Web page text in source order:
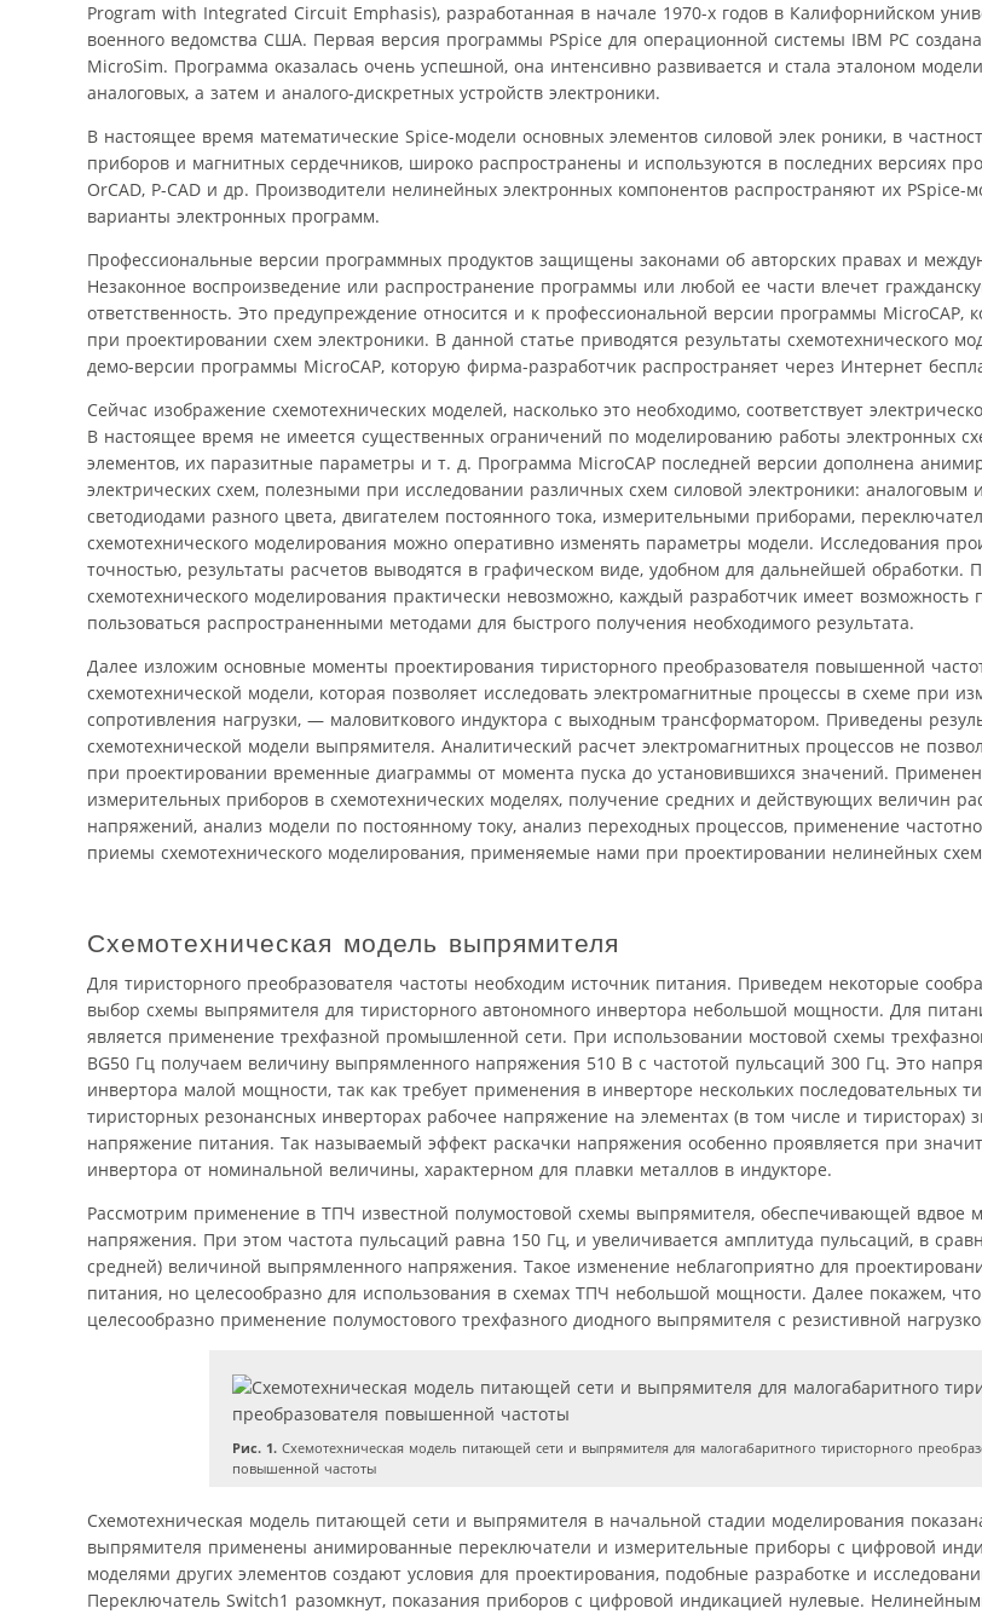
Program with Integrated Circuit Emphasis), разработанная в начале 1970-х годов в Калифорнийском
военного ведомства США. Первая версия программы PSpice для операционной системы IBM PC
MicroSim. Программа оказалась очень успешной, она интенсивно развивается и стала эталоном
аналоговых, а затем и аналого-дискретных устройств электроники.
В настоящее время математические Spice-модели основных элементов силовой элек роники, в
приборов и магнитных сердечников, широко распространены и используются в последних версиях
OrCAD, P-CAD и др. Производители нелинейных электронных компонентов распространяют их PSpice-
варианты электронных программ.
Профессиональные версии программных продуктов защищены законами об авторских правах и
Незаконное воспроизведение или распространение программы или любой ее части влечет
ответственность. Это предупреждение относится и к профессиональной версии программы MicroCAP,
при проектировании схем электроники. В данной статье приводятся результаты схемотехнического
демо-версии программы MicroCAP, которую фирма-разработчик распространяет через Интернет
Сейчас изображение схемотехнических моделей, насколько это необходимо, соответствует
В настоящее время не имеется существенных ограничений по моделированию работы электронных
элементов, их паразитные параметры и т. д. Программа MicroCAP последней версии дополнена
электрических схем, полезными при исследовании различных схем силовой электроники: аналоговым
светодиодами разного цвета, двигателем постоянного тока, измерительными приборами,
схемотехнического моделирования можно оперативно изменять параметры модели. Исследования
точностью, результаты расчетов выводятся в графическом виде, удобном для дальнейшей обработки.
схемотехнического моделирования практически невозможно, каждый разработчик имеет
пользоваться распространенными методами для быстрого получения необходимого результата.
Далее изложим основные моменты проектирования тиристорного преобразователя повышенной
схемотехнической модели, которая позволяет исследовать электромагнитные процессы в схеме при
сопротивления нагрузки, — маловиткового индуктора с выходным трансформатором. Приведены
схемотехнической модели выпрямителя. Аналитический расчет электромагнитных процессов не
при проектировании временные диаграммы от момента пуска до установившихся значений.
измерительных приборов в схемотехнических моделях, получение средних и действующих величин
напряжений, анализ модели по постоянному току, анализ переходных процессов, применение
приемы схемотехнического моделирования, применяемые нами при проектировании нелинейных схем
Схемотехническая модель выпрямителя
Для тиристорного преобразователя частоты необходим источник питания. Приведем некоторые
выбор схемы выпрямителя для тиристорного автономного инвертора небольшой мощности. Для
является применение трехфазной промышленной сети. При использовании мостовой схемы
ВG50 Гц получаем величину выпрямленного напряжения 510 В с частотой пульсаций 300 Гц. Это
инвертора малой мощности, так как требует применения в инверторе нескольких последовательных
тиристорных резонансных инверторах рабочее напряжение на элементах (в том числе и тиристорах)
напряжение питания. Так называемый эффект раскачки напряжения особенно проявляется при
инвертора от номинальной величины, характерном для плавки металлов в индукторе.
Рассмотрим применение в ТПЧ известной полумостовой схемы выпрямителя, обеспечивающей вдвое
напряжения. При этом частота пульсаций равна 150 Гц, и увеличивается амплитуда пульсаций, в
средней) величиной выпрямленного напряжения. Такое изменение неблагоприятно для
питания, но целесообразно для использования в схемах ТПЧ небольшой мощности. Далее покажем,
целесообразно применение полумостового трехфазного диодного выпрямителя с резистивной
Рис. 1. Схемотехническая модель питающей сети и выпрямителя для малогабаритного тиристорного
повышенной частоты
Схемотехническая модель питающей сети и выпрямителя в начальной стадии моделирования
выпрямителя применены анимированные переключатели и измерительные приборы с цифровой
моделями других элементов создают условия для проектирования, подобные разработке и
Переключатель Switch1 разомкнут, показания приборов с цифровой индикацией нулевые.